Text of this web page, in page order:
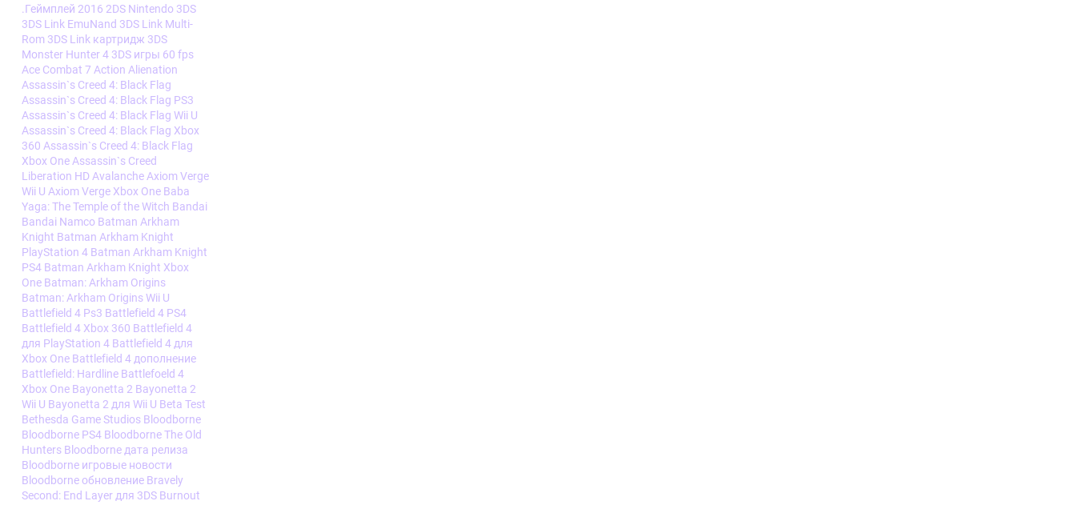
.Геймплей 2016 2DS Nintendo 3DS
3DS Link EmuNand 3DS Link Multi-
Rom 3DS Link картридж 3DS
Monster Hunter 4 3DS игры 60 fps
Ace Combat 7 Action Alienation
Assassin`s Creed 4: Black Flag
Assassin`s Creed 4: Black Flag PS3
Assassin`s Creed 4: Black Flag Wii U
Assassin`s Creed 4: Black Flag Xbox
360 Assassin`s Creed 4: Black Flag
Xbox OneAssassin`s Creed
Liberation HD AvalancheAxiom Verge
Wii U Axiom Verge Xbox One Baba
Yaga: The Temple of the Witch Bandai
Bandai Namco Batman Arkham
Knight Batman Arkham Knight
PlayStation 4 Batman Arkham Knight
PS4 Batman Arkham Knight Xbox
One Batman: Arkham Origins
Batman: Arkham Origins Wii U
Battlefield 4 Ps3 Battlefield 4 PS4
Battlefield 4 Xbox 360 Battlefield 4
для PlayStation 4 Battlefield 4 для
Xbox One Battlefield 4 дополнение
Battlefield: Hardline Battlefoeld 4
Xbox One Bayonetta 2 Bayonetta 2
Wii U Bayonetta 2 для Wii U Beta Test
Bethesda Game Studios Bloodborne
Bloodborne PS4 Bloodborne The Old
Hunters Bloodborne дата релиза
Bloodborne игровые новости
Bloodborne обновление Bravely
Second: End Layer для 3DS Burnout